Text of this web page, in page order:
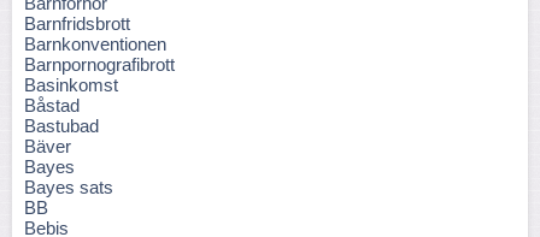
Barnfridsbrott
Barnkonventionen
Barnpornografibrott
Basinkomst
Båstad
Bastubad
Bäver
Bayes
Bayes sats
BB
Bebis